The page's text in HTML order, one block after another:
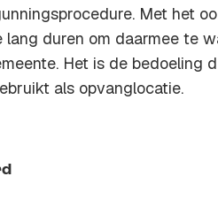
Met het
lang duren om daarmee te
Het is de bedoeling
als opvanglocatie.